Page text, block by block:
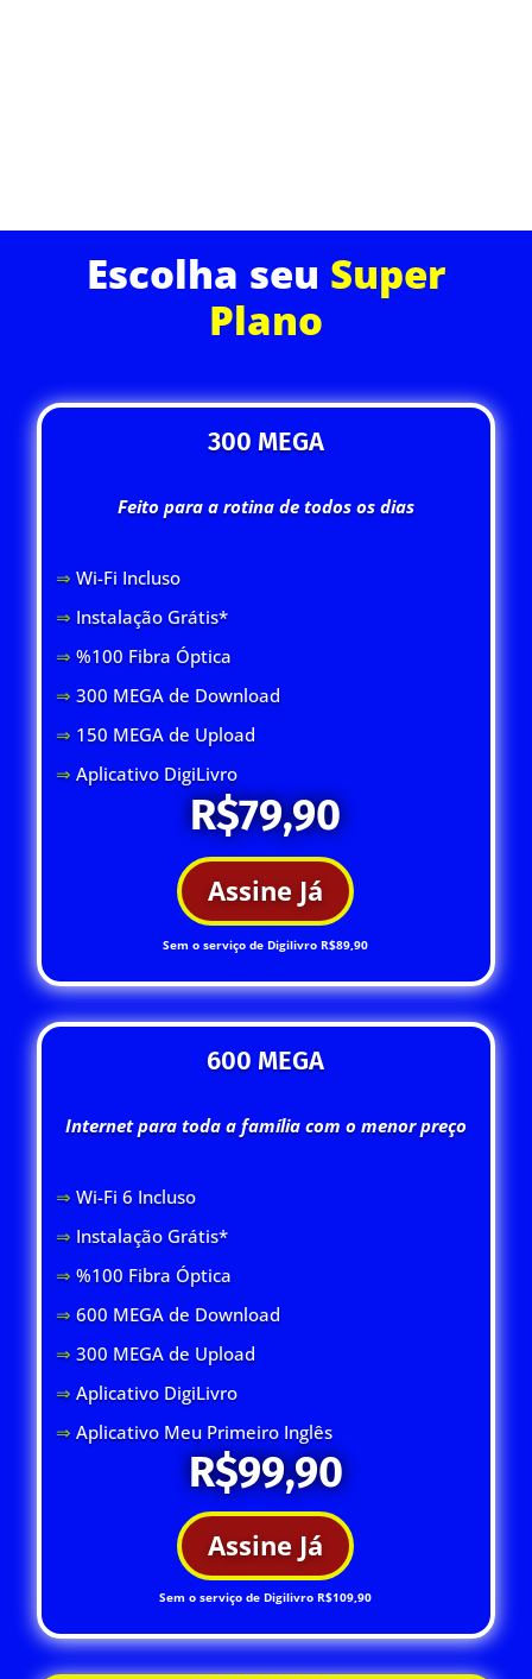
Escolha seu Super
Plano
300 MEGA
Feito para a rotina de todos os dias
⇒ Wi-Fi Incluso
⇒ Instalação Grátis*
⇒ %100 Fibra Óptica
⇒ 300 MEGA de Download
⇒ 150 MEGA de Upload
⇒Aplicativo DigiLivro
R$79,90
Assine Já
Sem o serviço de Digilivro R$89,90
600 MEGA
Internet para toda a família com o menor preço
⇒ Wi-Fi 6 Incluso
⇒ Instalação Grátis*
⇒ %100 Fibra Óptica
⇒ 600 MEGA de Download
⇒300 MEGA de Upload
⇒Aplicativo DigiLivro
⇒Aplicativo Meu Primeiro Inglês
R$99,90
Assine Já
Sem o serviço de Digilivro R$109,90